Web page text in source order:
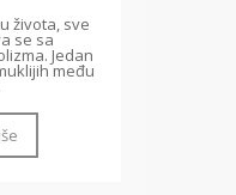
života, sve
se sa
Jedan
među